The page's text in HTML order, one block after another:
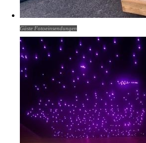
Gäste Fotoeinsendungen